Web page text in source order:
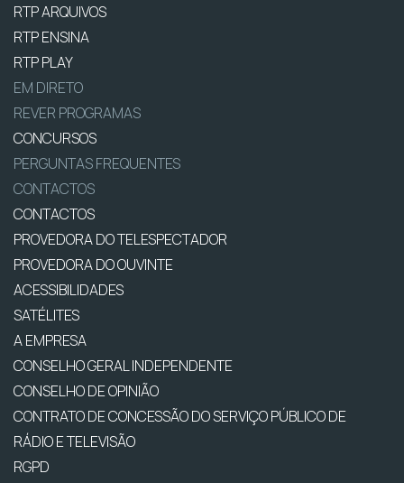
RTP ARQUIVOS
RTP ENSINA
RTP PLAY
EM DIRETO
REVER PROGRAMAS
CONCURSOS
PERGUNTAS FREQUENTES
CONTACTOS
CONTACTOS
PROVEDORA DO TELESPECTADOR
PROVEDORA DO OUVINTE
ACESSIBILIDADES
SATÉLITES
A EMPRESA
CONSELHO GERAL INDEPENDENTE
CONSELHO DE OPINIÃO
CONTRATO DE CONCESSÃO DO SERVIÇO PÚBLICO DE
RÁDIO E TELEVISÃO
RGPD